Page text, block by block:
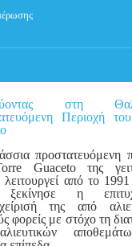
στη
Περιοχή
προστατευόμενη
Guaceto της
λειτουργεί από το
η
της από
φορείς με στόχο τη